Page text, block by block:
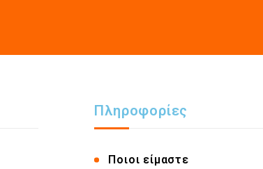
Πληροφορίες
Ποιοι είμαστε